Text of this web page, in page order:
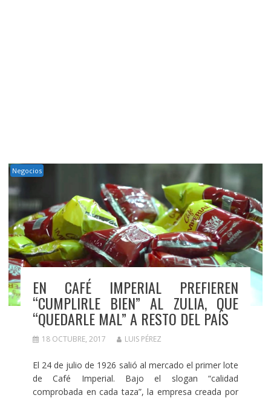
Negocios
EN CAFÉ IMPERIAL PREFIEREN
“CUMPLIRLE BIEN” AL ZULIA, QUE
“QUEDARLE MAL” A RESTO DEL PAÍS
18 OCTUBRE, 2017 LUIS PÉREZ
El 24 de julio de 1926 salió al mercado el primer lote
de Café Imperial. Bajo el slogan “calidad
comprobada en cada taza”, la empresa creada por